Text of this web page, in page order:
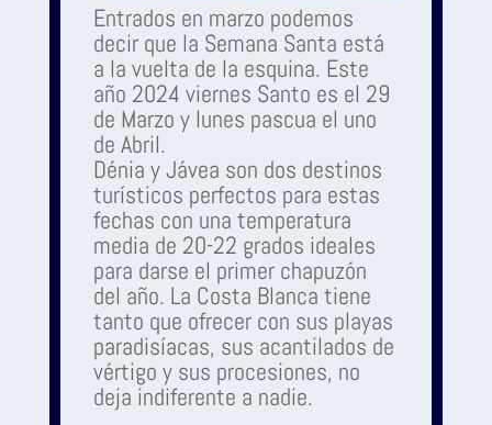
Entrados en marzo podemos
decir que la Semana Santa está
a la vuelta de la esquina. Este
año 2024 viernes Santo es el 29
de Marzo y lunes pascua el uno
de Abril.
Dénia y Jávea son dos destinos
turísticos perfectos para estas
fechas con una temperatura
media de 20-22 grados ideales
para darse el primer chapuzón
del año. La Costa Blanca tiene
tanto que ofrecer con sus playas
paradisíacas, sus acantilados de
vértigo y sus procesiones, no
deja indiferente a nadie.